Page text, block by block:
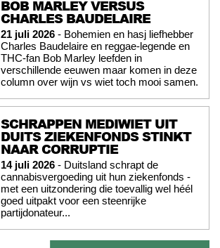
BOB MARLEY VERSUS
CHARLES BAUDELAIRE
21 juli 2026 - Bohemien en hasj liefhebber
Charles Baudelaire en reggae-legende en
THC-fan Bob Marley leefden in
verschillende eeuwen maar komen in deze
column over wijn vs wiet toch mooi samen.
SCHRAPPEN MEDIWIET UIT
DUITS ZIEKENFONDS STINKT
NAAR CORRUPTIE
14 juli 2026 - Duitsland schrapt de
cannabisvergoeding uit hun ziekenfonds -
met een uitzondering die toevallig wel héél
goed uitpakt voor een steenrijke
partijdonateur...